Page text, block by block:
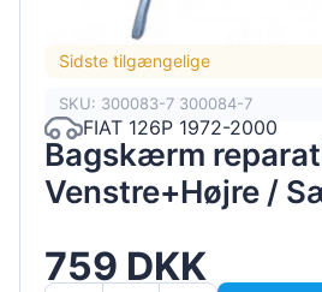
Sidste tilgængelige
SKU: 300083-7 300084-7
FIAT 126P 1972-2000
Bagskærm
Venstre+Højre /
759 DKK